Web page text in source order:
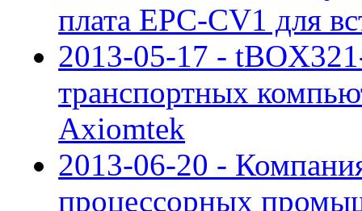
плата EPC-CV1 для
2013-05-17 -
транспортных
Axiomtek
2013-06-20 -
процессорных